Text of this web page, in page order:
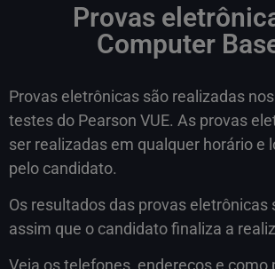
Provas
Computer
Provas eletrônicas são realizadas
testes do Pearson VUE. As provas
ser realizadas em qualquer horário e
pelo candidato.
Os resultados das provas eletrônicas
assim que o candidato finaliza a